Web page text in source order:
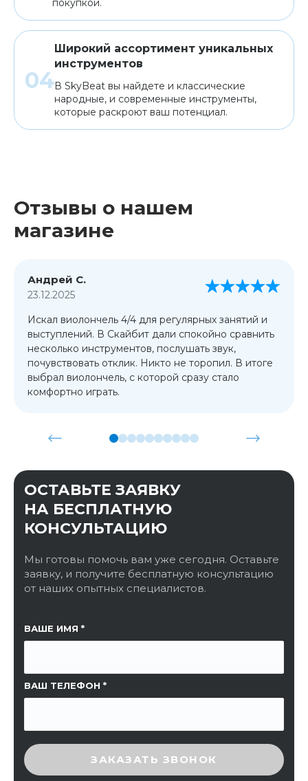
покупкой.
Широкий ассортимент уникальных
инструментов
В SkyBeat вы найдете и классические
народные, и современные инструменты,
которые раскроют ваш потенциал.
Отзывы о нашем
магазине
Андрей С.
23.12.2025
Искал виолончель 4/4 для регулярных занятий и
выступлений. В Скайбит дали спокойно сравнить
несколько инструментов, послушать звук,
почувствовать отклик. Никто не торопил. В итоге
выбрал виолончель, с которой сразу стало
комфортно играть.
ОСТАВЬТЕ ЗАЯВКУ
НА БЕСПЛАТНУЮ
КОНСУЛЬТАЦИЮ
Мы готовы помочь вам уже сегодня. Оставьте
заявку, и получите бесплатную консультацию
от наших опытных специалистов.
ВАШЕ ИМЯ
ВАШ ТЕЛЕФОН
ССЫЛКА НА СТРАНИЦУ
ВВЕДИТЕ ПРОВЕРОЧНЫЙ КОД
ЗАКАЗАТЬ ЗВОНОК